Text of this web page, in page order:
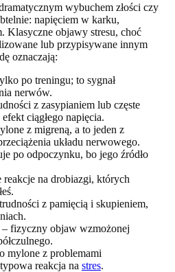
wybuchem złości czy
napięciem w karku,
Klasyczne objawy stresu, choć
lub przypisywane innym
oznaczają:
po treningu; to sygnał
nerwów.
z zasypianiem lub częste
ciągłego napięcia.
z migreną, a to jeden z
układu nerwowego.
po odpoczynku, bo jego źródło
na drobiazgi, których
z pamięcią i skupieniem,
– fizyczny objaw wzmożonej
mylone z problemami
reakcja na stres.